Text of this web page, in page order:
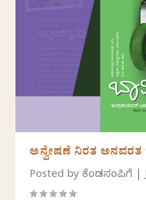
ಅನ್ವೇಷಣೆ ನಿರತ ಅನವರತ
Posted byಕೆಂಡಸಂಪಿಗೆ |